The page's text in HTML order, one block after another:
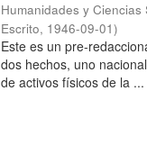
Humanidades y
Escrito, 1946-09-01)
Este es un pre-
dos hechos, uno
de activos físicos de la ...